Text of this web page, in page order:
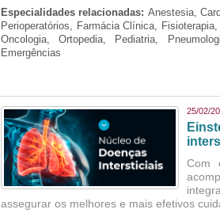
Especialidades relacionadas: Anestesia,
Perioperatórios, Farmácia Clínica,
Oncologia, Ortopedia, Pediatria,
Emergências
25/02/
Com
assegurar os melhores e mais efetivos